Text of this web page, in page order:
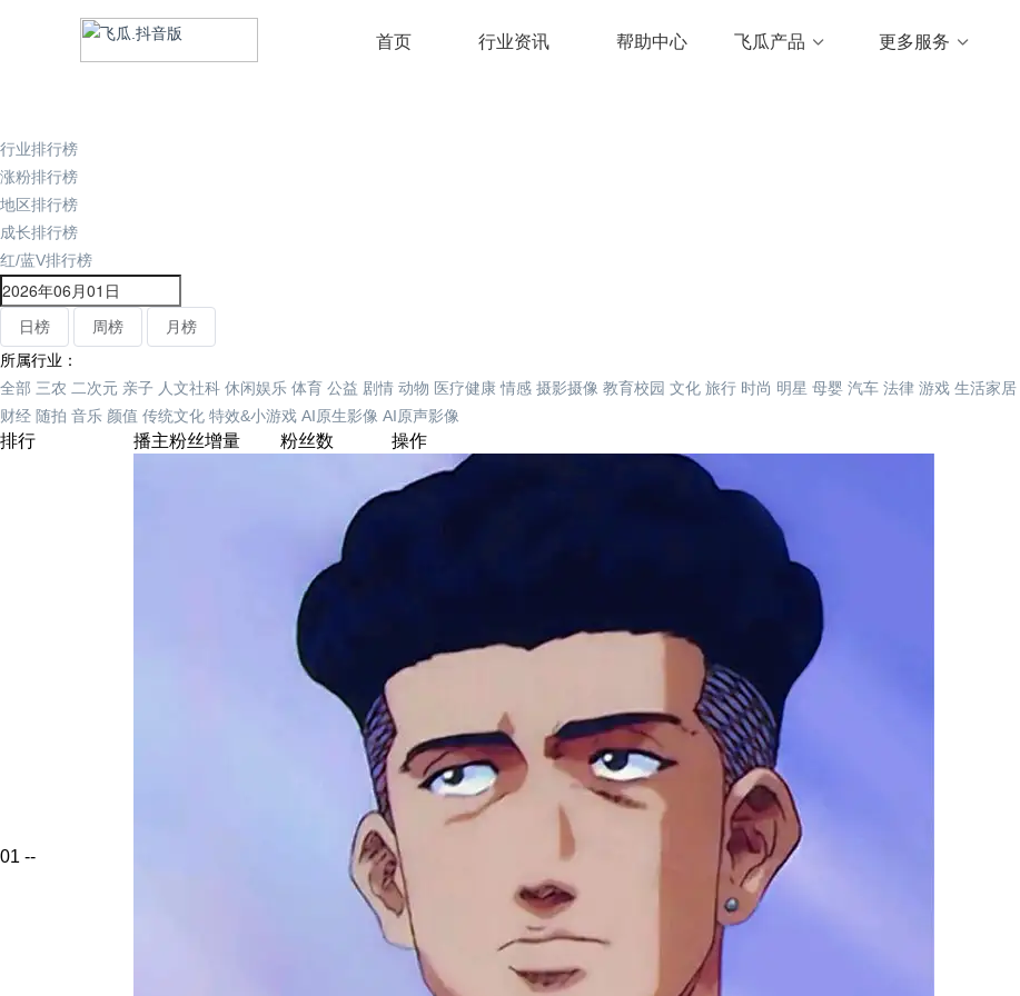
首页 行业资讯 帮助中心 飞瓜产品 更多服务
行业排行榜
涨粉排行榜
地区排行榜
成长排行榜
红/蓝V排行榜
日榜 周榜
月榜
所属行业：
全部 三农 二次元 亲子 人文社科 休闲娱乐 体育 公益 剧情 动物 医疗健康 情感 摄影摄像 教育校园 文化 旅行 时尚 明星 母婴 汽车 法律 游戏 生活家居
财经 随拍 音乐 颜值 传统文化 特效&小游戏 AI原生影像 AI原声影像
排行 播主粉丝增量 粉丝数 操作
01 --